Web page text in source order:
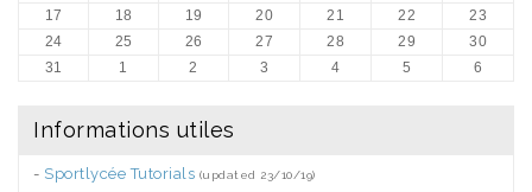
17
18 19 20 21 22
23
24
25 26 27 28 29
30
31
1 2 3 4 5 6
Informations utiles
- Sportlycée Tutorials (updated 23/10/19)